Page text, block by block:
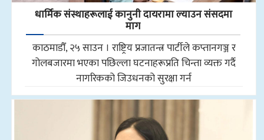
धार्मिक संस्थाहरूलाई कानुनी दायरामा ल्याउन संसदमा
माग
काठमाडौँ, २५ साउन । राष्ट्रिय प्रजातन्त्र पार्टीले कप्तानगञ्ज र
गोलबजारमा भएका पछिल्ला घटनाहरूप्रति चिन्ता व्यक्त गर्दै
नागरिकको जिउधनको सुरक्षा गर्न